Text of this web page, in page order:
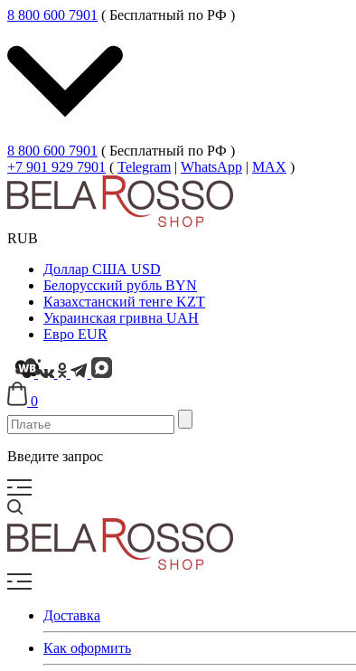
8 800 600 7901 ( Бесплатный по РФ )
8 800 600 7901 ( Бесплатный по РФ )
+7 901 929 7901 ( Telegram | WhatsApp | MAX )
RUB
Доллар США USD
Белорусский рубль BYN
Казахстанский тенге KZT
Украинская гривна UAH
Евро EUR
0
Введите запрос
Доставка
Как оформить